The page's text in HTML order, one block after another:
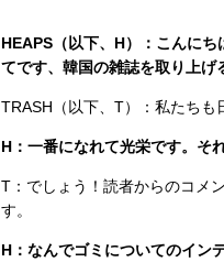
HEAPS（以下、H）：こんに
てです、韓国の雑誌を取り上げ
TRASH（以下、T）：私たちも
H：一番になれて光栄です。そ
T：でしょう！読者からのコメ
す。
H：なんでゴミについてのイン